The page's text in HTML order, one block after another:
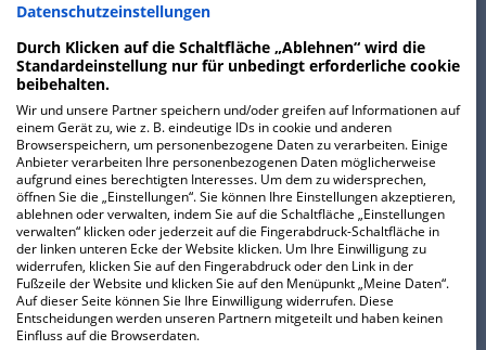
Klinik für
Kinderorthopädie und
Kindertraumatologie
Walterhöferstraße 11
14165 Berlin
ZUR
ABTEILUNGSSEITE
Datenschutzeinstellungen
Durch Klicken auf die Schaltfläche „Ablehnen“ wird die
Standardeinstellung nur für unbedingt erforderliche cookie
beibehalten.
Wir und unsere Partner speichern und/oder greifen auf Informationen auf
einem Gerät zu, wie z. B. eindeutige IDs in cookie und anderen
Browserspeichern, um personenbezogene Daten zu verarbeiten. Einige
Anbieter verarbeiten Ihre personenbezogenen Daten möglicherweise
aufgrund eines berechtigten Interesses. Um dem zu widersprechen,
öffnen Sie die „Einstellungen“. Sie können Ihre Einstellungen akzeptieren,
ablehnen oder verwalten, indem Sie auf die Schaltfläche „Einstellungen
verwalten“ klicken oder jederzeit auf die Fingerabdruck-Schaltfläche in
der linken unteren Ecke der Website klicken. Um Ihre Einwilligung zu
widerrufen, klicken Sie auf den Fingerabdruck oder den Link in der
Fußzeile der Website und klicken Sie auf den Menüpunkt „Meine Daten“.
Auf dieser Seite können Sie Ihre Einwilligung widerrufen. Diese
Entscheidungen werden unseren Partnern mitgeteilt und haben keinen
Einfluss auf die Browserdaten.